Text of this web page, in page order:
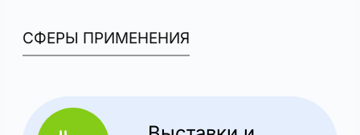
СФЕРЫ ПРИМЕНЕНИЯ